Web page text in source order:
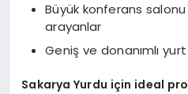
Büyük konferans
arayanlar
Geniş ve donanımlı
Sakarya Yurdu için ideal